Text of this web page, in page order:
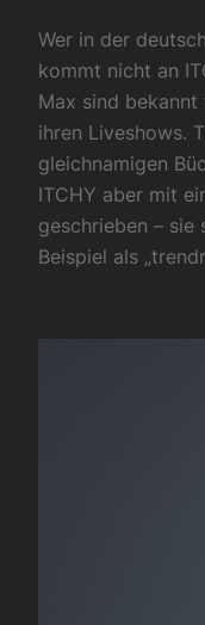
Wer in der
kommt nicht an
Max sind
ihren Liveshows.
gleichnamigen
ITCHY aber mit
geschrieben – sie
Beispiel als